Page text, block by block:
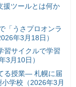
援ツールとは何か
「うさプロオンラ
年3月18日）
習サイクルで学習
3月10日）
る授業— 札幌に届
学校（2026年3月